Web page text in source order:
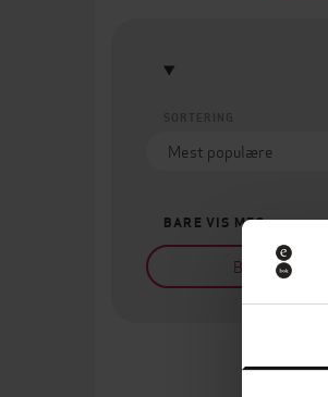
BARE VIS MEG
Bøker på tilbud